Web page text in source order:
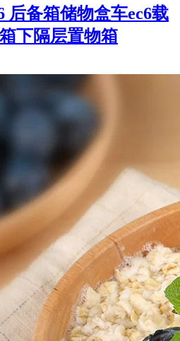
后备箱储物盒车ec6载
下隔层置物箱